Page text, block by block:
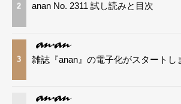
2 anan No. 2311 試し読みと目次
3 雑誌『anan』の電子化がスタートし